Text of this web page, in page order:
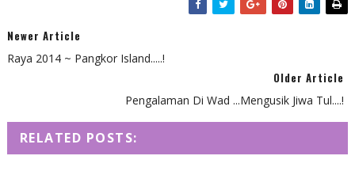
Newer Article
Raya 2014 ~ Pangkor Island.....!
Older Article
Pengalaman Di Wad ...Mengusik Jiwa Tul....!
RELATED POSTS: